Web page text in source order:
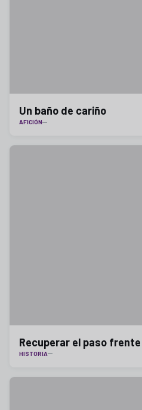
Un baño de cariño
AFICIÓN
Recuperar el paso
HISTORIA